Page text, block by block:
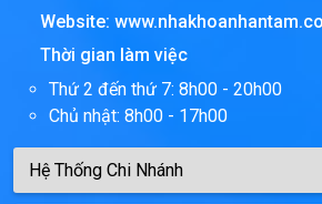
Website:
Thời gian làm việc
Thứ 2 đến thứ 7: 8h00 - 20h00
Chủ nhật: 8h00 - 17h00